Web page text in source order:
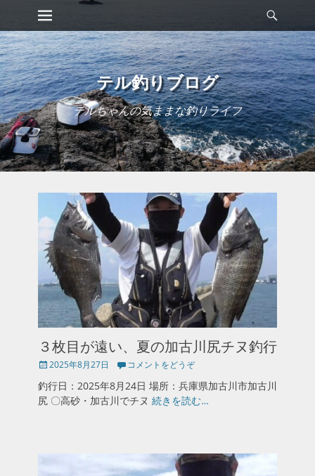
テ
ン
ツ
へ
ス
キ
ッ
プ
メインメニュー
テル釣りブログ
テルちゃんの気ままな釣りライフ
３枚目が遠い、夏の加古川尻チヌ釣行
投
日
2025年8月27日 コメントをどうぞ
釣行日：2025年8月24日 場所：兵庫県加古川市加古川
尻 〇高砂・加古川でチヌ 続きを読む…